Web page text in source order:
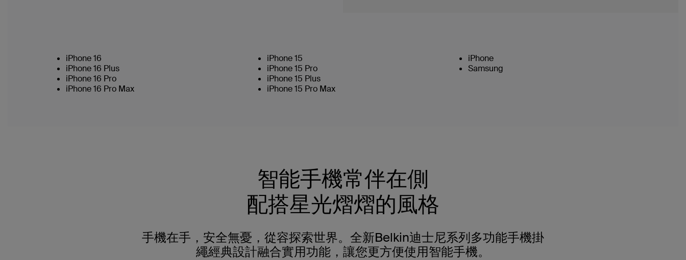
iPhone 16
iPhone 16 Plus
iPhone 16 Pro
iPhone 16 Pro Max
iPhone 15
iPhone 15 Pro
iPhone 15 Plus
iPhone 15 Pro Max
iPhone
Samsung
智能手機常伴在側
配搭星光熠熠的風格
手機在手，安全無憂，從容探索世界。全新Belkin迪士尼系列多功能手機掛
繩經典設計融合實用功能，讓您更方便使用智能手機。